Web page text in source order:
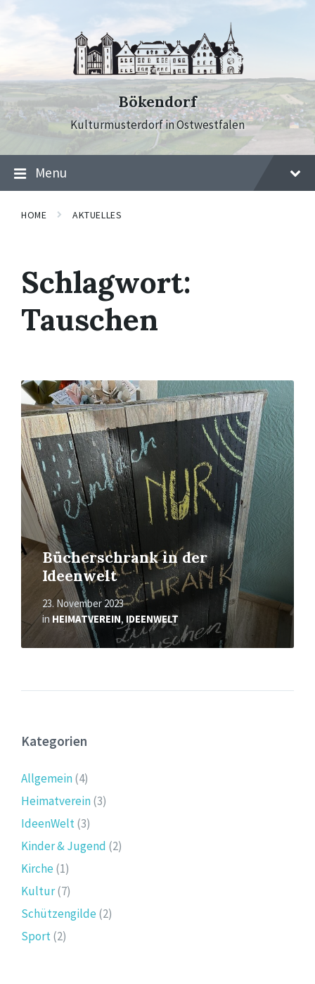
Bökendorf
Kulturmusterdorf in Ostwestfalen
Menu
HOME AKTUELLES
Schlagwort:
Tauschen
Bücherschrank in der
Ideenwelt
23. November 2023
in HEIMATVEREIN, IDEENWELT
Mehr
erfahren
Kategorien
Allgemein(4)
Heimatverein(3)
IdeenWelt(3)
Kinder & Jugend (2)
Kirche(1)
Kultur(7)
Schützengilde(2)
Sport(2)